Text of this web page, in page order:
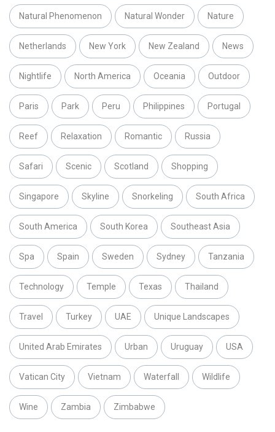
Natural Phenomenon Natural Wonder Nature
Netherlands New York New Zealand News
Nightlife North America Oceania Outdoor
Paris Park Peru Philippines Portugal
Reef Relaxation Romantic Russia
Safari Scenic Scotland Shopping
Singapore Skyline Snorkeling South Africa
South America South Korea Southeast Asia
Spa Spain Sweden Sydney Tanzania
Technology Temple Texas Thailand
Travel Turkey UAE Unique Landscapes
United Arab Emirates Urban Uruguay USA
Vatican City Vietnam Waterfall Wildlife
Wine Zambia Zimbabwe